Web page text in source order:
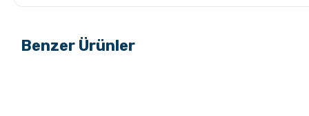
GROSCHE Milano Mokapot
Grosche Aberdeen
Benzer Ürünler